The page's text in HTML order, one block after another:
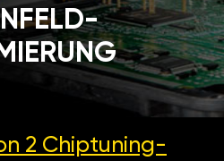
2 Chiptuning-